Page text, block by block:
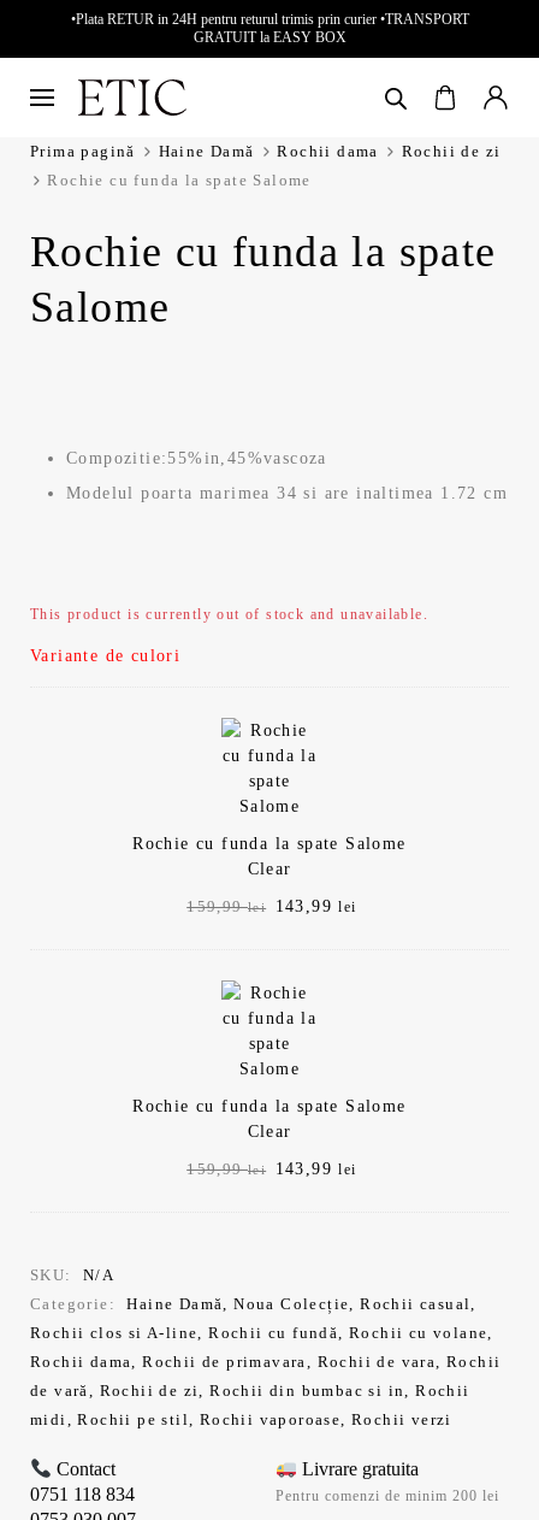
•Plata RETUR in 24H pentru returul trimis prin curier •TRANSPORT
GRATUIT la EASY BOX
Prima pagină Haine Damă Rochii dama
Rochii de zi
Rochie cu funda la spate Salome
Rochie cu funda la spate
Salome
Compozitie:55%in,45%vascoza
Modelul poarta marimea 34 si are inaltimea 1.72 cm
This product is currently out of stock and unavailable.
Variante de culori
Rochie cu funda la spate Salome
Clear
159,99lei
Prețul
143,99lei
Rochie cu funda la spate Salome
Clear
159,99lei
Prețul
143,99lei
SKU:
N/A
Categorie:
Haine Damă,Noua Colecție,Rochii casual,
Rochii clos si A-line,Rochii cu fundă,Rochii cu volane,
Rochii dama,Rochii de primavara, Rochii de vara,Rochii
de vară, Rochii de zi,Rochii din bumbac si in,Rochii
midi,Rochii pe stil, Rochii vaporoase,Rochii verzi
Contact
0751 118 834
Livrare gratuita
Pentru comenzi de minim 200 lei